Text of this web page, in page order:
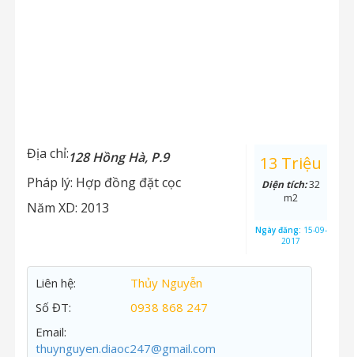
Địa chỉ:128 Hồng Hà, P.9
Pháp lý: Hợp đồng đặt cọc
Năm XD: 2013
13 Triệu
Diện tích:32
m2
Ngày đăng: 15-09-
2017
Liên hệ:
Thủy Nguyễn
Số ĐT:
0938 868 247
Email:
thuynguyen.diaoc247@gmail.com